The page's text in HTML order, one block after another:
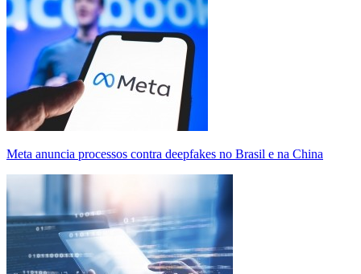
Meta anuncia processos contra deepfakes no Brasil e na China